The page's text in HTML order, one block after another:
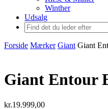
Winther
Udsalg
Forside Mærker Giant Giant
Giant Entour
kr.19.999,00